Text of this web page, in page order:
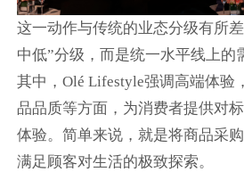
这一动作与传统的业态分级有所
中低”分级，而是统一水平线上的
其中，Olé Lifestyle强调高端体验
品品质等方面，为消费者提供对
体验。简单来说，就是将商品采
满足顾客对生活的极致探索。